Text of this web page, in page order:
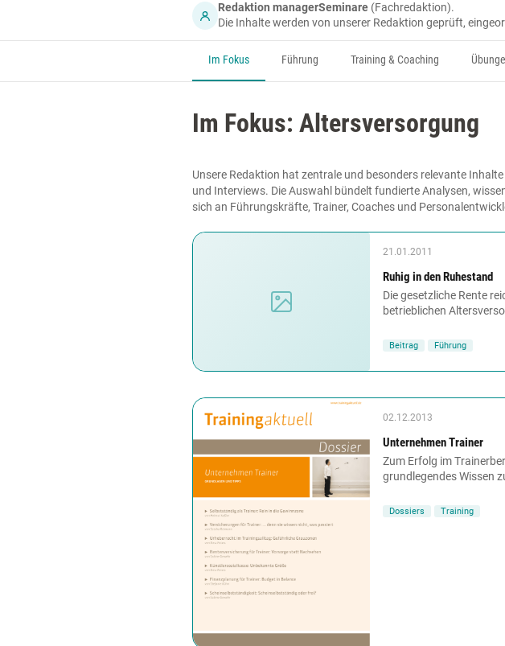
Redaktion managerSeminare (Fachredaktion).
Die Inhalte werden von unserer Redaktion geprüft,
Im Fokus Führung Training & Coaching
Im Fokus: Altersversorgung
Unsere Redaktion hat zentrale und besonders relevante
und Interviews. Die Auswahl bündelt fundierte Analysen,
sich an Führungskräfte, Trainer, Coaches und
21.01.2011
Ruhig in den Ruhestand
Die gesetzliche Rente
betrieblichen
Beitrag Führung
02.12.2013
Unternehmen Trainer
Zum Erfolg im
grundlegendes Wissen
Dossiers Training